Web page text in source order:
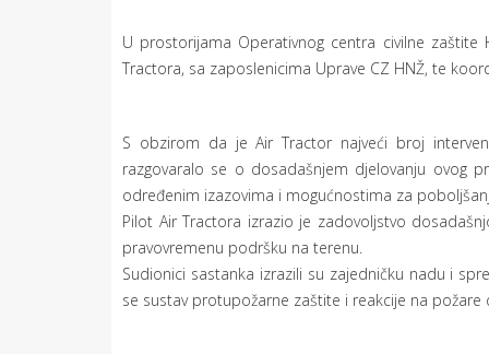
U prostorijama Operativnog centra civilne
Tractora, sa zaposlenicima Uprave CZ HNŽ, te
S obzirom da je Air Tractor najveći broj
razgovaralo se o dosadašnjem djelovanju ovog
određenim izazovima i mogućnostima za
Pilot Air Tractora izrazio je zadovoljstvo
pravovremenu podršku na terenu.
Sudionici sastanka izrazili su zajedničku nadu i
se sustav protupožarne zaštite i reakcije na